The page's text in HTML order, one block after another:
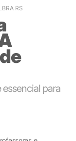
RS
para